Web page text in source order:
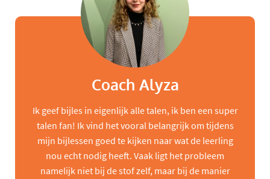
Coach Alyza
Ik geef bijles in eigenlijk alle talen, ik ben een super
talen fan! Ik vind het vooral belangrijk om tijdens
mijn bijlessen goed te kijken naar wat de leerling
nou echt nodig heeft. Vaak ligt het probleem
namelijk niet bij de stof zelf, maar bij de manier